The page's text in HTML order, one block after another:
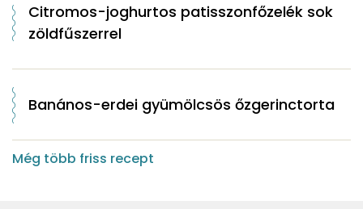
Citromos-joghurtos patisszonfőzelék sok
zöldfűszerrel
Banános-erdei gyümölcsös őzgerinctorta
Még több friss recept